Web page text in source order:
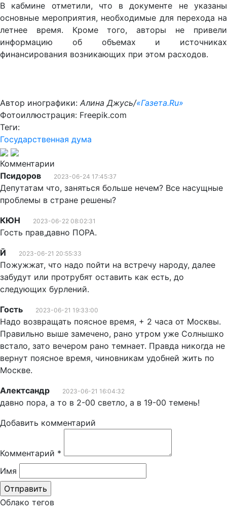
В кабмине отметили, что в документе не указаны
основные мероприятия, необходимые для перехода на
летнее время. Кроме того, авторы не привели
информацию об объемах и источниках
финансирования возникающих при этом расходов.
Автор инографики: Алина Джусь/«Газета.Ru»
Фотоиллюстрация: Freepik.com
Теги:
Государственная дума
Комментарии
Псидоров
2023-06-24 17:45:37
Депутатам что, заняться больше нечем? Все насущные
проблемы в стране решены?
КЮН
2023-06-22 08:02:31
Гость прав,давно ПОРА.
Й
2023-06-21 20:55:33
Пожужжат, что надо пойти на встречу народу, далее
забудут или протрубят оставить как есть, до
следующих бурлений.
Гость
2023-06-21 19:33:00
Надо возвращать поясное время, + 2 часа от Москвы.
Правильно выше замечено, рано утром уже Солнышко
встало, зато вечером рано темнает. Правда никогда не
вернут поясное время, чиновникам удобней жить по
Москве.
Алектсандр
2023-06-21 16:04:32
давно пора, а то в 2-00 светло, а в 19-00 темень!
Добавить комментарий
Комментарий *
Имя
Облако тегов